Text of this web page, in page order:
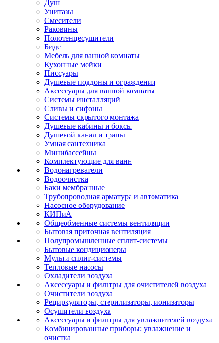
Душ
Унитазы
Смесители
Раковины
Полотенцесушители
Биде
Мебель для ванной комнаты
Кухонные мойки
Писсуары
Душевые поддоны и ограждения
Аксессуары для ванной комнаты
Системы инсталляций
Сливы и сифоны
Системы скрытого монтажа
Душевые кабины и боксы
Душевой канал и трапы
Умная сантехника
Минибассейны
Комплектующие для ванн
Водонагреватели
Водоочистка
Баки мембранные
Трубопроводная арматура и автоматика
Насосное оборудование
КИПиА
Общеобменные системы вентиляции
Бытовая приточная вентиляция
Полупромышленные сплит-системы
Бытовые кондиционеры
Мульти сплит-системы
Тепловые насосы
Охладители воздуха
Аксессуары и фильтры для очистителей воздуха
Очистители воздуха
Рециркуляторы, стерилизаторы, ионизаторы
Осушители воздуха
Аксессуары и фильтры для увлажнителей воздуха
Комбинированные приборы: увлажнение и
очистка